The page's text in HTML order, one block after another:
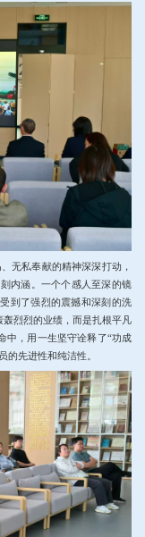
无私奉献的精神深深打动，
内涵。一个个感人至深的镜
到了强烈的震撼和深刻的洗
轰烈烈的业绩，而是扎根平凡
中，用一生坚守诠释了“功成
的先进性和纯洁性。